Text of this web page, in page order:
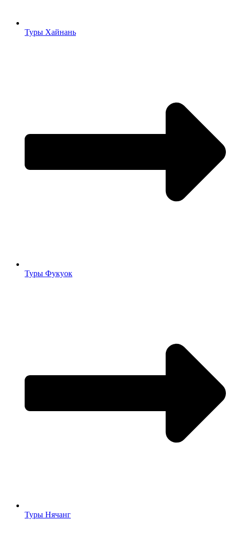
Туры Хайнань
Туры Фукуок
Туры Нячанг